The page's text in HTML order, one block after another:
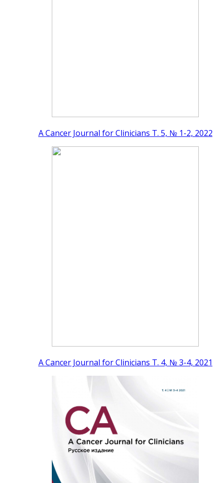
A Cancer Journal for Clinicians Т. 5, № 1-2, 2022
A Cancer Journal for Clinicians Т. 4, № 3-4, 2021